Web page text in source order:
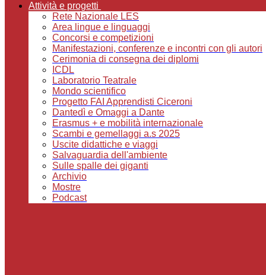
Attività e progetti
Rete Nazionale LES
Area lingue e linguaggi
Concorsi e competizioni
Manifestazioni, conferenze e incontri con gli autori
Cerimonia di consegna dei diplomi
ICDL
Laboratorio Teatrale
Mondo scientifico
Progetto FAI Apprendisti Ciceroni
Dantedì e Omaggi a Dante
Erasmus + e mobilità internazionale
Scambi e gemellaggi a.s 2025
Uscite didattiche e viaggi
Salvaguardia dell'ambiente
Sulle spalle dei giganti
Archivio
Mostre
Podcast